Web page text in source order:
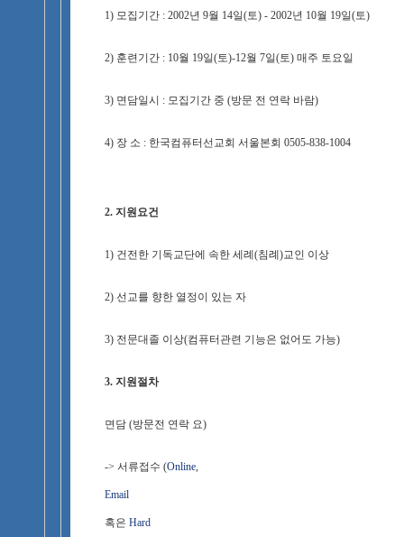
1) 모집기간 : 2002년 9월 14일(토) - 2002년 10월 19일(토)
2) 훈련기간 : 10월 19일(토)-12월 7일(토) 매주 토요일
3) 면담일시 : 모집기간 중 (방문 전 연락 바람)
4) 장 소 : 한국컴퓨터선교회 서울본회 0505-838-1004
2. 지원요건
1) 건전한 기독교단에 속한 세례(침례)교인 이상
2) 선교를 향한 열정이 있는 자
3) 전문대졸 이상(컴퓨터관련 기능은 없어도 가능)
3. 지원절차
면담 (방문전 연락 요)
-> 서류접수 (Online,
Email
혹은 Hard